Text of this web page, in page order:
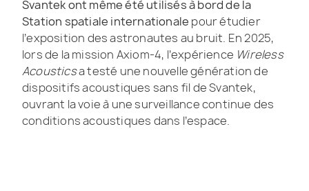
Svantek ont même été utilisés à bord de la
Station spatiale internationale pour étudier
l’exposition des astronautes au bruit. En 2025,
lors de la mission Axiom-4, l’expérience Wireless
Acousticsa testé une nouvelle génération de
dispositifs acoustiques sans fil de Svantek,
ouvrant la voie à une surveillance continue des
conditions acoustiques dans l’espace.